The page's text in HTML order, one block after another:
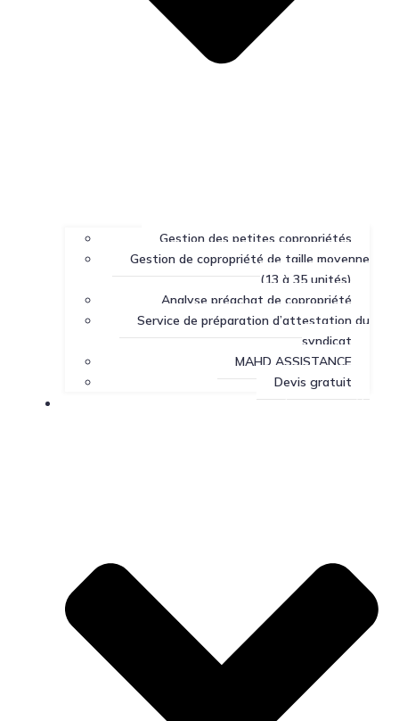
Gestion des petites copropriétés
Gestion de copropriété de taille moyenne
(13 à 35 unités)
Analyse préachat de copropriété
Service de préparation d’attestation du
syndicat
MAHD ASSISTANCE
Devis gratuit
Centre de ressources sur la copropriété